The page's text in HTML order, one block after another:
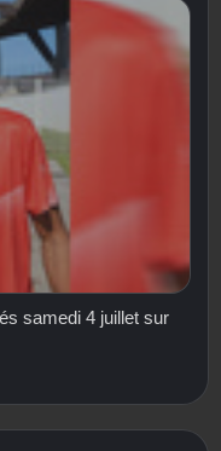
samedi 4 juillet sur